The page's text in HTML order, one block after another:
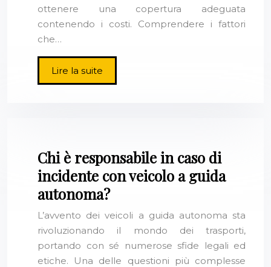
ottenere una copertura adeguata
contenendo i costi. Comprendere i fattori
che…
Lire la suite
Chi è responsabile in caso di
incidente con veicolo a guida
autonoma?
L’avvento dei veicoli a guida autonoma sta
rivoluzionando il mondo dei trasporti,
portando con sé numerose sfide legali ed
etiche. Una delle questioni più complesse